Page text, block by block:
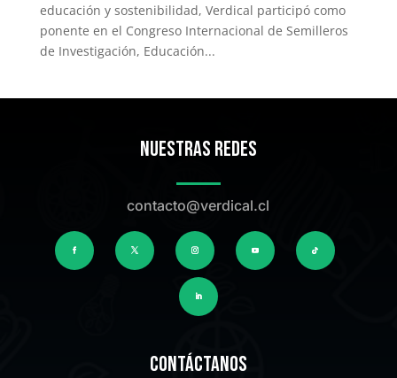
educación y sostenibilidad, Verdical participó como
ponente en el Congreso Internacional de Semilleros
de Investigación, Educación...
Nuestras Redes
contacto@verdical.cl
Contáctanos